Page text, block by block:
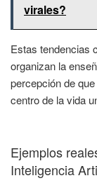
virales?
Estas tendencias
organizan la
percepción de
centro de la vida
Ejemplos
Inteligencia